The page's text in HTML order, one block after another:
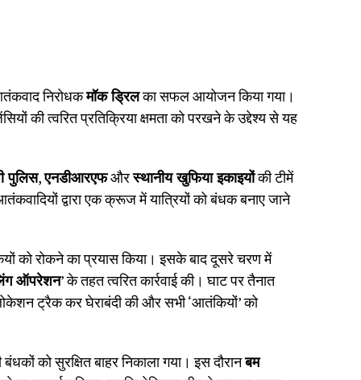
निरोधकमॉक ड्रिलका सफल आयोजन किया गया।
की त्वरित प्रतिक्रिया क्षमता को परखने के उद्देश्य से यह
पुलिस,एनडीआरएफऔरस्थानीय खुफिया इकाइयोंकी टीमें
द्वारा एक क्रूज में यात्रियों को बंधक बनाए जाने
को रोकने का प्रयास किया। इसके बाद दूसरे चरण में
ऑपरेशन’ के तहत त्वरित कार्रवाई की। घाट पर तैनात
ट्रैक कर घेराबंदी की और सभी ‘आतंकियों’ को
को सुरक्षित बाहर निकाला गया। इस दौरानबम